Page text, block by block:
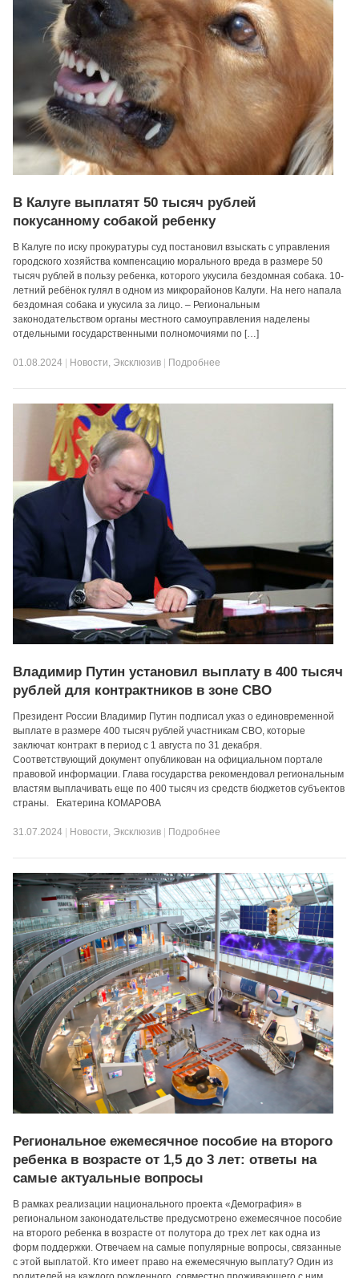
В Калуге выплатят 50 тысяч рублей
покусанному собакой ребенку
В Калуге по иску прокуратуры суд постановил взыскать с управления
городского хозяйства компенсацию морального вреда в размере 50
тысяч рублей в пользу ребенка, которого укусила бездомная собака. 10-
летний ребёнок гулял в одном из микрорайонов Калуги. На него напала
бездомная собака и укусила за лицо. – Региональным
законодательством органы местного самоуправления наделены
отдельными государственными полномочиями по […]
01.08.2024 Новости, Эксклюзив Подробнее
Владимир Путин установил выплату в 400 тысяч
рублей для контрактников в зоне СВО
Президент России Владимир Путин подписал указ о единовременной
выплате в размере 400 тысяч рублей участникам СВО, которые
заключат контракт в период с 1 августа по 31 декабря.
Соответствующий документ опубликован на официальном портале
правовой информации. Глава государства рекомендовал региональным
властям выплачивать еще по 400 тысяч из средств бюджетов субъектов
страны. Екатерина КОМАРОВА
31.07.2024 Новости, Эксклюзив Подробнее
Региональное ежемесячное пособие на второго
ребенка в возрасте от 1,5 до 3 лет: ответы на
самые актуальные вопросы
В рамках реализации национального проекта «Демография» в
региональном законодательстве предусмотрено ежемесячное пособие
на второго ребенка в возрасте от полутора до трех лет как одна из
форм поддержки. Отвечаем на самые популярные вопросы, связанные
с этой выплатой. Кто имеет право на ежемесячную выплату? Один из